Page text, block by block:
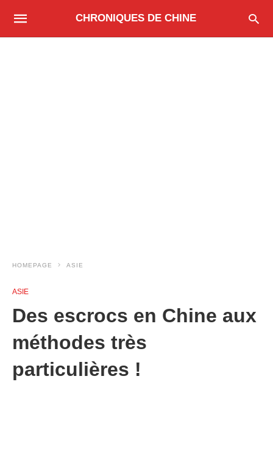
CHRONIQUES DE CHINE
HOMEPAGE ASIE
ASIE
Des escrocs en Chine aux
méthodes très
particulières !